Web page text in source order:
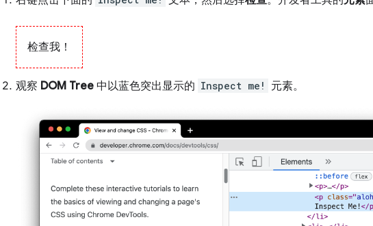
检查我！
观察 DOM Tree 中以蓝色突出显示的 Inspect me! 元素。